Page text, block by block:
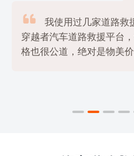

我使用过几家道路救
穿越者汽车道路救援平台
格也很公道，绝对是物美